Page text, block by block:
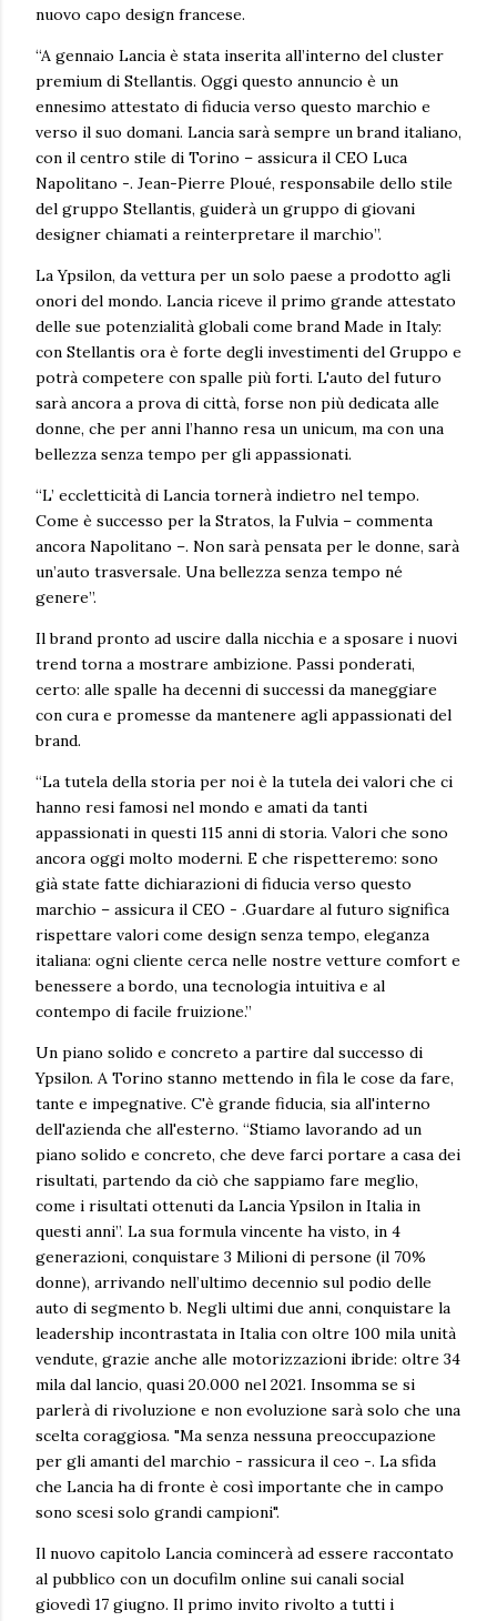
nuovo capo design francese.
“A gennaio Lancia è stata inserita all’interno del cluster
premium di Stellantis. Oggi questo annuncio è un
ennesimo attestato di fiducia verso questo marchio e
verso il suo domani. Lancia sarà sempre un brand italiano,
con il centro stile di Torino – assicura il CEO Luca
Napolitano -. Jean-Pierre Ploué, responsabile dello stile
del gruppo Stellantis, guiderà un gruppo di giovani
designer chiamati a reinterpretare il marchio”.
La Ypsilon, da vettura per un solo paese a prodotto agli
onori del mondo. Lancia riceve il primo grande attestato
delle sue potenzialità globali come brand Made in Italy:
con Stellantis ora è forte degli investimenti del Gruppo e
potrà competere con spalle più forti. L'auto del futuro
sarà ancora a prova di città, forse non più dedicata alle
donne, che per anni l’hanno resa un unicum, ma con una
bellezza senza tempo per gli appassionati.
“L’ eccletticità di Lancia tornerà indietro nel tempo.
Come è successo per la Stratos, la Fulvia – commenta
ancora Napolitano –. Non sarà pensata per le donne, sarà
un’auto trasversale. Una bellezza senza tempo né
genere”.
Il brand pronto ad uscire dalla nicchia e a sposare i nuovi
trend torna a mostrare ambizione. Passi ponderati,
certo: alle spalle ha decenni di successi da maneggiare
con cura e promesse da mantenere agli appassionati del
brand.
“La tutela della storia per noi è la tutela dei valori che ci
hanno resi famosi nel mondo e amati da tanti
appassionati in questi 115 anni di storia. Valori che sono
ancora oggi molto moderni. E che rispetteremo: sono
già state fatte dichiarazioni di fiducia verso questo
marchio – assicura il CEO - .Guardare al futuro significa
rispettare valori come design senza tempo, eleganza
italiana: ogni cliente cerca nelle nostre vetture comfort e
benessere a bordo, una tecnologia intuitiva e al
contempo di facile fruizione.”
Un piano solido e concreto a partire dal successo di
Ypsilon. A Torino stanno mettendo in fila le cose da fare,
tante e impegnative. C'è grande fiducia, sia all'interno
dell'azienda che all'esterno. “Stiamo lavorando ad un
piano solido e concreto, che deve farci portare a casa dei
risultati, partendo da ciò che sappiamo fare meglio,
come i risultati ottenuti da Lancia Ypsilon in Italia in
questi anni”. La sua formula vincente ha visto, in 4
generazioni, conquistare 3 Milioni di persone (il 70%
donne), arrivando nell’ultimo decennio sul podio delle
auto di segmento b. Negli ultimi due anni, conquistare la
leadership incontrastata in Italia con oltre 100 mila unità
vendute, grazie anche alle motorizzazioni ibride: oltre 34
mila dal lancio, quasi 20.000 nel 2021. Insomma se si
parlerà di rivoluzione e non evoluzione sarà solo che una
scelta coraggiosa. "Ma senza nessuna preoccupazione
per gli amanti del marchio - rassicura il ceo -. La sfida
che Lancia ha di fronte è così importante che in campo
sono scesi solo grandi campioni".
Il nuovo capitolo Lancia comincerà ad essere raccontato
al pubblico con un docufilm online sui canali social
giovedì 17 giugno. Il primo invito rivolto a tutti i